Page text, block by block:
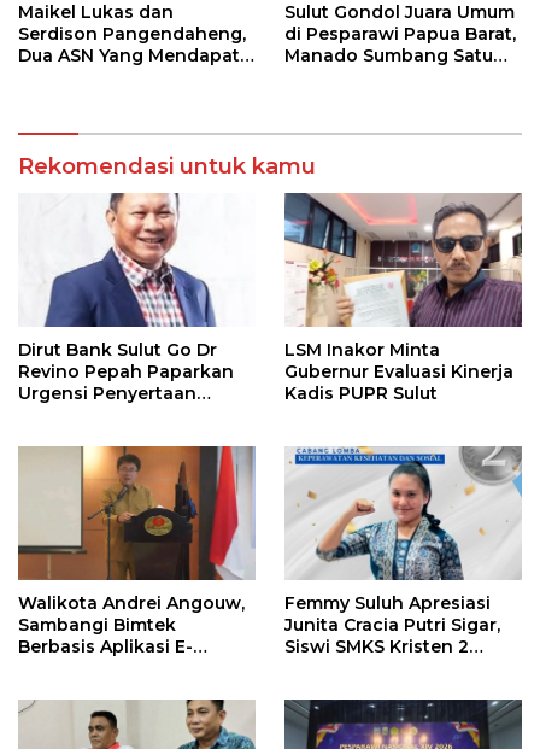
Maikel Lukas dan
Serdison Pangendaheng,
Dua ASN Yang Mendapat
Sulut Gondol Juara Umum
di Pesparawi Papua Barat,
Manado Sumbang Satu
Rekomendasi untuk kamu
Dirut Bank Sulut Go Dr
Revino Pepah Paparkan
Urgensi Penyertaan
LSM Inakor Minta
Gubernur Evaluasi Kinerja
Kadis PUPR Sulut
Walikota Andrei Angouw,
Sambangi Bimtek
Berbasis Aplikasi E-
Femmy Suluh Apresiasi
Junita Cracia Putri Sigar,
Siswi SMKS Kristen 2
Nasional 2026